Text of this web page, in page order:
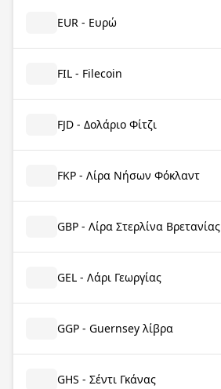
EUR - Ευρώ
FIL - Filecoin
FJD - Δολάριο Φίτζι
FKP - Λίρα Νήσων Φόκλαντ
GBP - Λίρα Στερλίνα Βρετανίας
GEL - Λάρι Γεωργίας
GGP - Guernsey λίβρα
GHS - Σέντι Γκάνας